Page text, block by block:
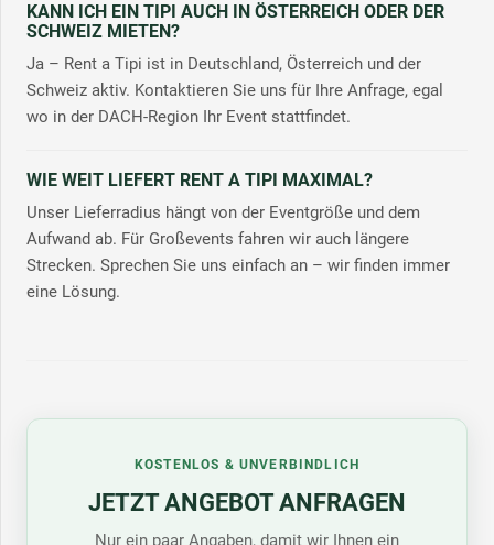
KANN ICH EIN TIPI AUCH IN ÖSTERREICH ODER DER
SCHWEIZ MIETEN?
Ja – Rent a Tipi ist in Deutschland, Österreich und der
Schweiz aktiv. Kontaktieren Sie uns für Ihre Anfrage, egal
wo in der DACH-Region Ihr Event stattfindet.
WIE WEIT LIEFERT RENT A TIPI MAXIMAL?
Unser Lieferradius hängt von der Eventgröße und dem
Aufwand ab. Für Großevents fahren wir auch längere
Strecken. Sprechen Sie uns einfach an – wir finden immer
eine Lösung.
KOSTENLOS & UNVERBINDLICH
JETZT ANGEBOT ANFRAGEN
Nur ein paar Angaben, damit wir Ihnen ein